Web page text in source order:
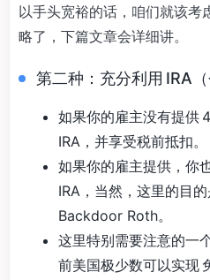
以手头宽裕的话，咱们就该
略了，下篇文章会详细讲。
第二种：充分利用 IRA（
如果你的雇主没有提供
IRA，并享受税前抵扣。
如果你的雇主提供，你
IRA，当然，这里的目
Backdoor Roth。
这里特别需要注意的一
前美国极少数可以实现